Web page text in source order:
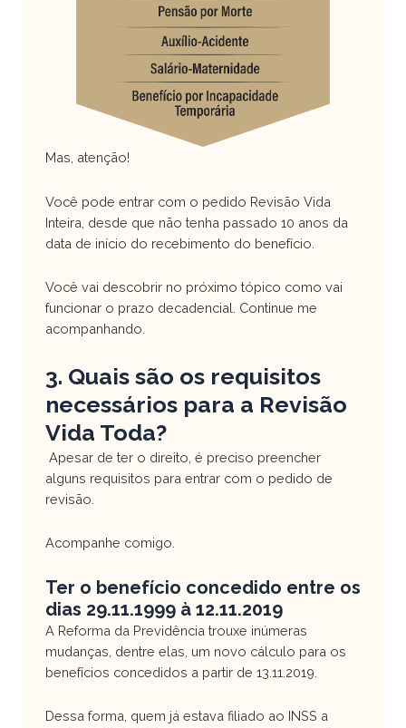
Mas, atenção!
Você pode entrar com o pedido Revisão Vida
Inteira, desde que não tenha passado 10 anos da
data de início do recebimento do benefício.
Você vai descobrir no próximo tópico como vai
funcionar o prazo decadencial. Continue me
acompanhando.
3. Quais são os requisitos
necessários para a Revisão
Vida Toda?
Apesar de ter o direito, é preciso preencher
alguns requisitos para entrar com o pedido de
revisão.
Acompanhe comigo.
Ter o benefício concedido entre os
dias 29.11.1999 à 12.11.2019
A Reforma da Previdência trouxe inúmeras
mudanças, dentre elas, um novo cálculo para os
benefícios concedidos a partir de 13.11.2019.
Dessa forma, quem já estava filiado ao INSS a